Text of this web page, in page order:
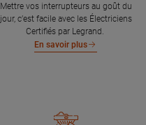
Mettre vos interrupteurs au goût du
jour, c’est facile avec les Électriciens
Certifiés par Legrand.
En savoir plus